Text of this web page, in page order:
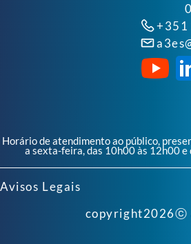
+351
Horário de atendimento ao público,
a sexta-feira, das 10h00 às 12h00 e
Avisos Legais
copyright2026ⓒ